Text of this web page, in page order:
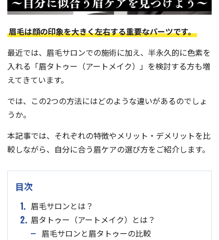
大阪堺筋本町店：06-6271-1150
京都四条烏丸店：075-746-6013
受付時間 12：00～21：00（不定休）
眉毛は顔の印象を大きく左右する重要なパーツです。
最近では、眉毛サロンでの施術に加え、半永久的に色素を
入れる「眉タトゥー（アートメイク）」を検討する方も増
えてきています。
では、この2つの方法にはどのような違いがあるのでしょ
うか。
本記事では、それぞれの特徴やメリット・デメリットを比
較しながら、自分に合う眉ケアの選び方をご紹介します。
目次
1. 眉毛サロンとは？
2. 眉タトゥー（アートメイク）とは？
眉毛サロンと眉タトゥーの比較